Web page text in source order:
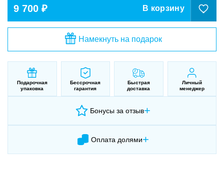
9 700 ₽ В корзину
Намекнуть на подарок
Подарочная
упаковка
Бессрочная
гарантия
Быстрая
доставка
Личный
менеджер
Бонусы за отзыв+
Оплата долями+